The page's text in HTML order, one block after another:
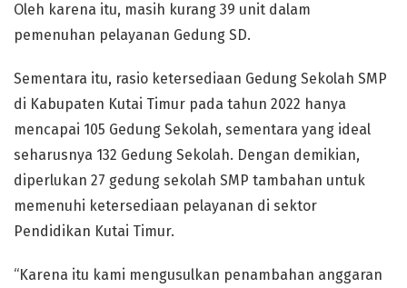
Oleh karena itu, masih kurang 39 unit dalam
pemenuhan pelayanan Gedung SD.
Sementara itu, rasio ketersediaan Gedung Sekolah SMP
di Kabupaten Kutai Timur pada tahun 2022 hanya
mencapai 105 Gedung Sekolah, sementara yang ideal
seharusnya 132 Gedung Sekolah. Dengan demikian,
diperlukan 27 gedung sekolah SMP tambahan untuk
memenuhi ketersediaan pelayanan di sektor
Pendidikan Kutai Timur.
“Karena itu kami mengusulkan penambahan anggaran